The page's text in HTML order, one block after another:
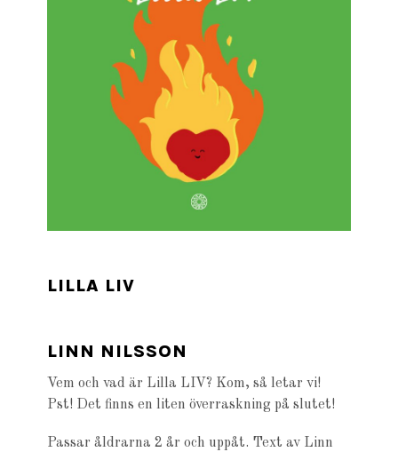
LILLA LIV
LINN NILSSON
Vem och vad är Lilla LIV? Kom, så letar vi!
Pst! Det finns en liten överraskning på slutet!
Passar åldrarna 2 år och uppåt. Text av Linn